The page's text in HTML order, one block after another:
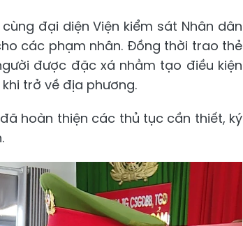
đại diện Viện kiểm sát Nhân dân
các phạm nhân. Đồng thời trao thẻ
được đặc xá nhằm tạo điều kiện
trở về địa phương.
hoàn thiện các thủ tục cần thiết, ký